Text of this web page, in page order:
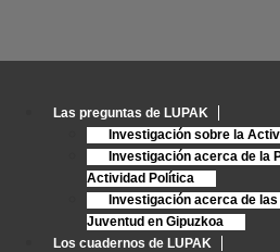
Las preguntas de LUPAK
Investigación sobre la
Investigación acerca de la
Actividad Política
Investigación acerca de
Juventud en Gipuzkoa
Los cuadernos de LUPAK